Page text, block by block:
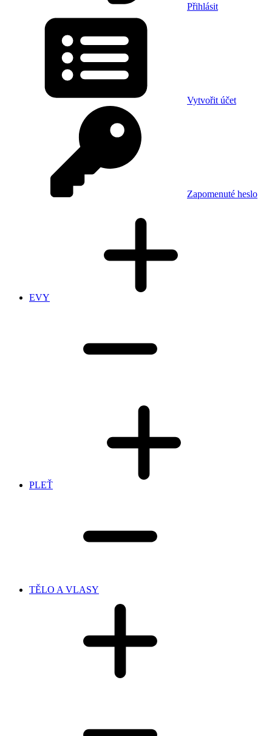
Přihlásit
Vytvořit účet
Zapomenuté heslo
EVY
PLEŤ
TĚLO A VLASY